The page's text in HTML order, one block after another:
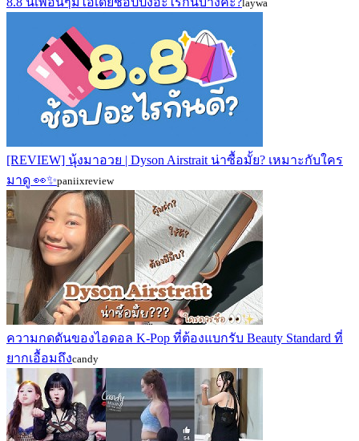
laywa
[REVIEW] นุ้งมาอวย | Dyson Airstrait น่าซื้อมั้ย? เหมาะกับใคร
มาดู 👀✨paniixreview
ความกดดันของไอดอล K-Pop ที่ต้องแบกรับ Beauty Standard ที่
ยากเอื้อมถึงcandy